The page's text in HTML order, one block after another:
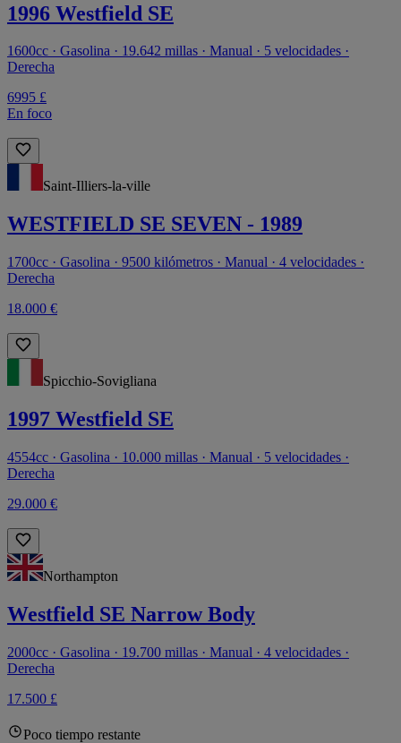
1996 Westfield SE
1600cc · Gasolina · 19.642 millas · Manual · 5 velocidades ·
Derecha
6995 £
En foco
Saint-Illiers-la-ville
WESTFIELD SE SEVEN - 1989
1700cc · Gasolina · 9500 kilómetros · Manual · 4 velocidades ·
Derecha
18.000 €
Spicchio-Sovigliana
1997 Westfield SE
4554cc · Gasolina · 10.000 millas · Manual · 5 velocidades ·
Derecha
29.000 €
Northampton
Westfield SE Narrow Body
2000cc · Gasolina · 19.700 millas · Manual · 4 velocidades ·
Derecha
17.500 £
Poco tiempo restante